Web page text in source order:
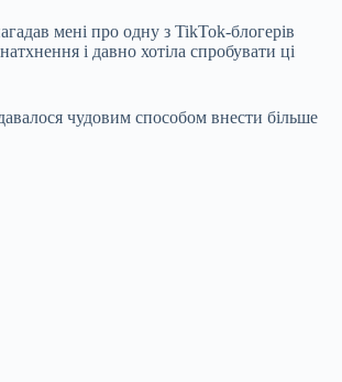
мені про одну з TikTok-блогерів
і давно хотіла спробувати ці
чудовим способом внести більше